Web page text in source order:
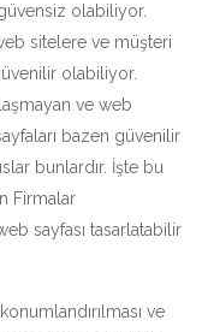
olabiliyor.
sitelere ve müşteri
olabiliyor.
ve web
bazen güvenilir
bunlardır. İşte bu
Firmalar
sayfası tasarlatabilir
ve